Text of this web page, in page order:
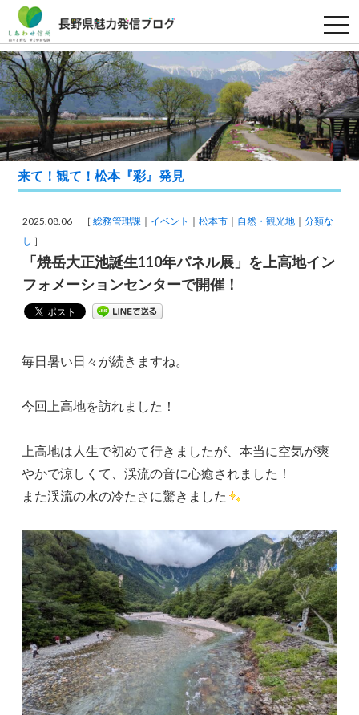
t
o
g
g
l
e
n
a
v
i
g
a
o
来て！観て！松本『彩』発見
2025.08.06 ［総務管理課 イベント 松本市 自然・観光地
分類な
し ］
「焼岳大正池誕生110年パネル展」を上高地イン
フォメーションセンターで開催！
毎日暑い日々が続きますね。
今回上高地を訪れました！
上高地は人生で初めて行きましたが、本当に空気が爽
やかで涼しくて、渓流の音に心癒されました！
また渓流の水の冷たさに驚きました